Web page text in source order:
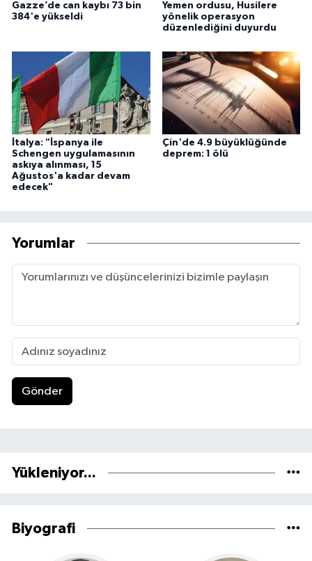
Gazze’de can kaybı 73 bin
384'e yükseldi
Yemen ordusu, Husilere
yönelik operasyon
düzenlediğini duyurdu
İtalya: "İspanya ile
Schengen uygulamasının
askıya alınması, 15
Ağustos'a kadar devam
edecek"
Çin'de 4.9 büyüklüğünde
deprem: 1 ölü
Yorumlar
Gönder
Yükleniyor...
Biyografi